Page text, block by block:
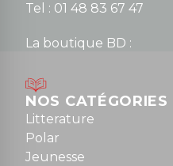
Tel : 01 48 83 67 47
La boutique BD :
Mardi au samedi : 10h à
Dimanche : 10h30 à
Tel : 01 48 89 13 88
Fermé le dimanche en
NOS CATÉGORIES
Litterature
Polar
Jeunesse